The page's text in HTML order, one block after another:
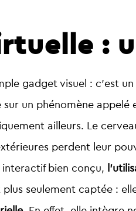
:
gadget visuel : c’est
sur un phénomène appelé
ailleurs. Le
perdent leur
interactif bien conçu,
plus seulement captée :